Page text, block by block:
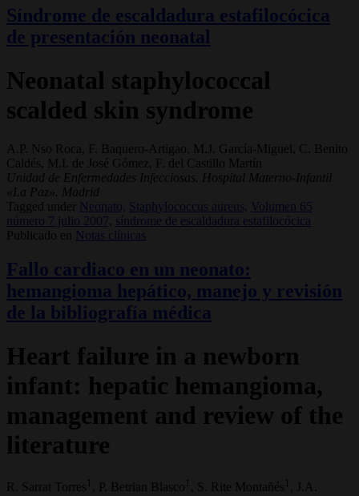
Síndrome de escaldadura estafilocócica
de presentación neonatal
Neonatal staphylococcal
scalded skin syndrome
A.P. Nso Roca, F. Baquero-Artigao, M.J. García-Miguel, C. Benito
Caldés, M.I. de José Gómez, F. del Castillo Martín
Unidad de Enfermedades Infecciosas. Hospital Materno-Infantil
«La Paz». Madrid
Tagged under
Neonato, Staphylococcus aureus,
Volumen 65
número 7 julio 2007, síndrome de escaldadura estafilocócica
Publicado en
Notas clínicas
Fallo cardiaco en un neonato:
hemangioma hepático, manejo y revisión
de la bibliografía médica
Heart failure in a newborn
infant: hepatic hemangioma,
management and review of the
literature
R. Sarrat Torres 1 , P. Betrian Blasco 1 , S. Rite Montañés 1
, J.A.